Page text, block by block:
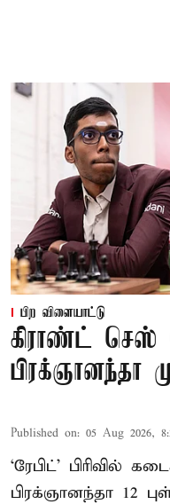
பிற விளையாட்டு
கிராண்ட்
பிரக்ஞானந்தா
Published on: 05 Aug 2026,
‘ரேபிட்’ பிரிவில்
பிரக்ஞானந்தா 12